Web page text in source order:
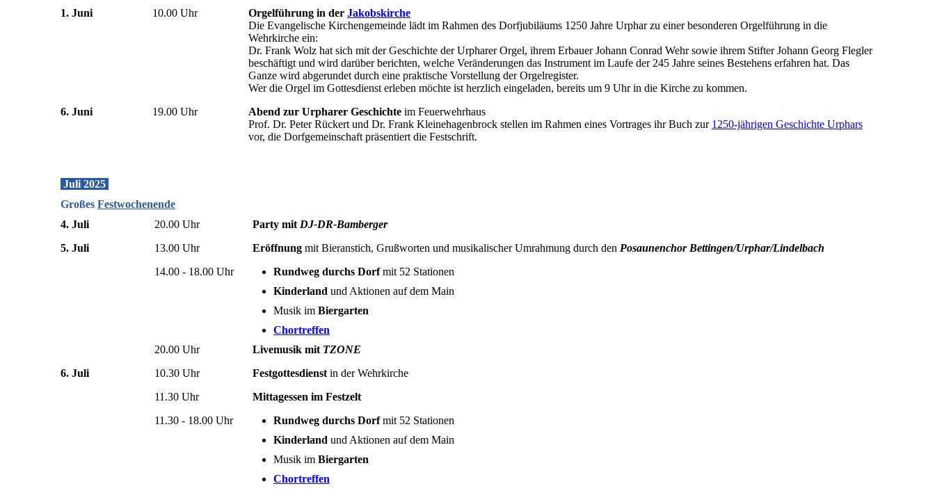
1. Juni
10.00 Uhr Orgelführung in der Jakobskirche
Die Evangelische Kirchengemeinde lädt im Rahmen des Dorfjubiläums 1250 Jahre Urphar zu einer besonderen Orgelführung in die
Wehrkirche ein:
Dr. Frank Wolz hat sich mit der Geschichte der Urpharer Orgel, ihrem Erbauer Johann Conrad Wehr sowie ihrem Stifter Johann Georg Flegler
beschäftigt und wird darüber berichten, welche Veränderungen das Instrument im Laufe der 245 Jahre seines Bestehens erfahren hat. Das
Ganze wird abgerundet durch eine praktische Vorstellung der Orgelregister.
Wer die Orgel im Gottesdienst erleben möchte ist herzlich eingeladen, bereits um 9 Uhr in die Kirche zu kommen.
6. Juni
19.00 Uhr Abend zur Urpharer Geschichte im Feuerwehrhaus
Prof. Dr. Peter Rückert und Dr. Frank Kleinehagenbrock stellen im Rahmen eines Vortrages ihr Buch zur 1250-jährigen Geschichte Urphars
vor, die Dorfgemeinschaft präsentiert die Festschrift.
Juli 2025
Großes Festwochenende
4. Juli
20.00 Uhr Party mit DJ-DR-Bamberger
5. Juli
13.00 Uhr Eröffnung mit Bieranstich, Grußworten und musikalischer Umrahmung durch den Posaunenchor Bettingen/Urphar/Lindelbach
14.00 - 18.00 Uhr
Rundweg durchs Dorfmit 52 Stationen
Kinderland und Aktionen auf dem Main
Musik im Biergarten
Chortreffen
20.00 Uhr
Livemusik mit TZONE
6. Juli
10.30 Uhr Festgottesdienst in der Wehrkirche
11.30 Uhr
Mittagessen im Festzelt
11.30 - 18.00 Uhr
Rundweg durchs Dorfmit 52 Stationen
Kinderland und Aktionen auf dem Main
Musik im Biergarten
Chortreffen